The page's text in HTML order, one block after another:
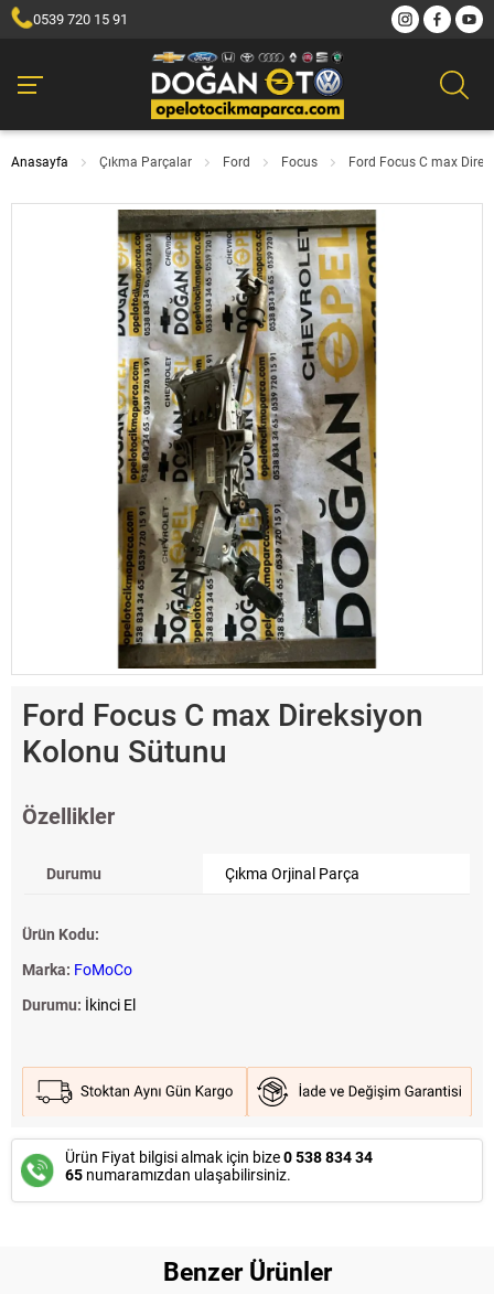
0539 720 15 91
Anasayfa Çıkma Parçalar Ford Focus Ford Focus C max
Ford Focus C max Direksiyon
Kolonu Sütunu
Özellikler
Durumu Çıkma Orjinal Parça
Ürün Kodu:
Marka: FoMoCo
Durumu: İkinci El
Ürün Fiyat bilgisi almak için bize0 538 834 34
65 numaramızdan ulaşabilirsiniz.
Benzer Ürünler